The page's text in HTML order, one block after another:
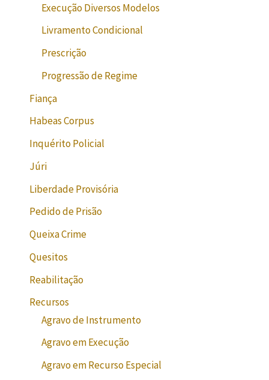
Execução Diversos Modelos
Livramento Condicional
Prescrição
Progressão de Regime
Fiança
Habeas Corpus
Inquérito Policial
Júri
Liberdade Provisória
Pedido de Prisão
Queixa Crime
Quesitos
Reabilitação
Recursos
Agravo de Instrumento
Agravo em Execução
Agravo em Recurso Especial